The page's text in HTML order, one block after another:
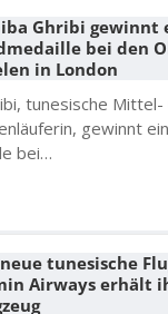
Ghribi gewinnt
bei den
in London
tunesische Mittel-
gewinnt
bei…
tunesische
Airways erhält